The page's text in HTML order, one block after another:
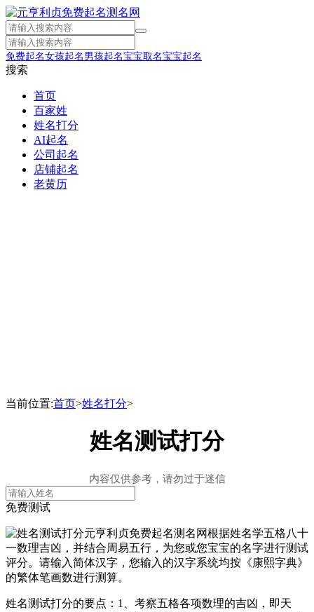
免费起名女孩起名 男孩起名宝宝取名宝宝起名
搜索
首页
百家姓
姓名打分
AI起名
公司起名
店铺起名
老黄历
当前位置:首页>姓名打分>
姓名测试打分
内容仅供参考，请勿过于迷信
免费测试
元亨利贞免费起名测名网根据姓名学五格八十
一数理吉凶，并结合周易五行，为您或您宝宝的名字进行测试
评分。请输入简体汉字，您输入的汉字系统均按《康熙字典》
的繁体笔画数进行测算。
姓名测试打分的要点：1、考察五格各项数理的吉凶，即天